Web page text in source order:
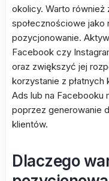
okolicy. Warto również
społecznościowe jako
pozycjonowanie.
Facebook czy
oraz zwiększyć jej
korzystanie z
Ads lub na Facebooku
poprzez generowanie
klientów.
Dlaczego